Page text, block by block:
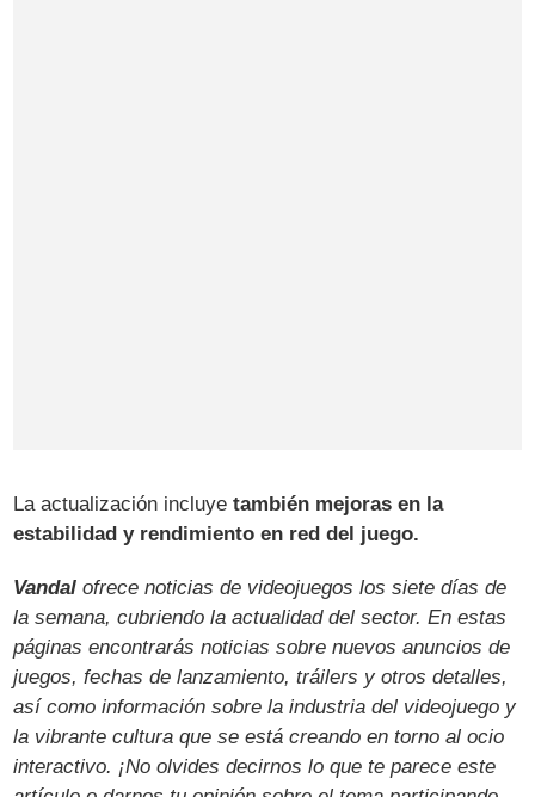
La actualización incluyetambién mejoras en la
estabilidad y rendimiento en red del juego.
Vandal ofrece noticias de videojuegos los siete días de
la semana, cubriendo la actualidad del sector. En estas
páginas encontrarás noticias sobre nuevos anuncios de
juegos, fechas de lanzamiento, tráilers y otros detalles,
así como información sobre la industria del videojuego y
la vibrante cultura que se está creando en torno al ocio
interactivo. ¡No olvides decirnos lo que te parece este